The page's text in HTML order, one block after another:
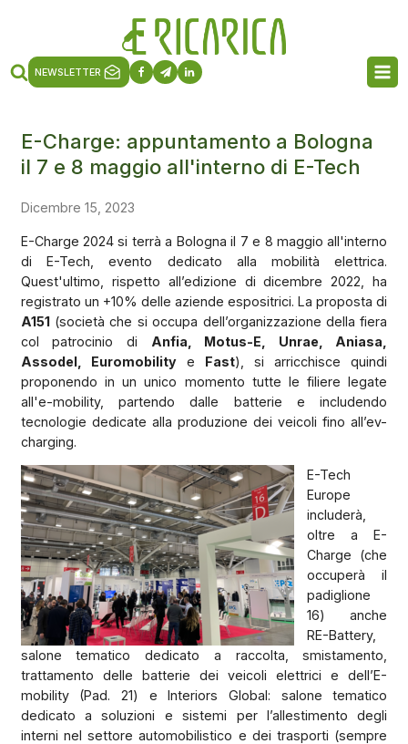
NEWSLETTER
E-Charge: appuntamento a Bologna
il 7 e 8 maggio all'interno di E-Tech
Dicembre 15, 2023
E-Charge 2024 si terrà a Bologna il 7 e 8 maggio all'interno
di E-Tech, evento dedicato alla mobilità elettrica.
Quest'ultimo, rispetto all’edizione di dicembre 2022, ha
registrato un +10% delle aziende espositrici. La proposta di
A151(società che si occupa dell’organizzazione della fiera
col patrocinio di Anfia, Motus-E, Unrae, Aniasa,
Assodel, Euromobilitye Fast), si arricchisce quindi
proponendo in un unico momento tutte le filiere legate
all'e-mobility, partendo dalle batterie e includendo
tecnologie dedicate alla produzione dei veicoli fino all’ev-
charging.
E-Tech
Europe
includerà,
oltre a E-
Charge (che
occuperà il
padiglione
16) anche
RE-Battery,
salone tematico dedicato a raccolta, smistamento,
trattamento delle batterie dei veicoli elettrici e dell’E-
mobility (Pad. 21) e Interiors Global: salone tematico
dedicato a soluzioni e sistemi per l’allestimento degli
interni nel settore automobilistico e dei trasporti (sempre